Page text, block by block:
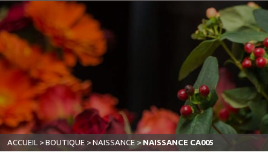
ACCUEIL > BOUTIQUE > NAISSANCE > NAISSANCE CA005